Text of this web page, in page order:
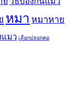
หมา หมาหาย
แมว เลือกปลอกคอ